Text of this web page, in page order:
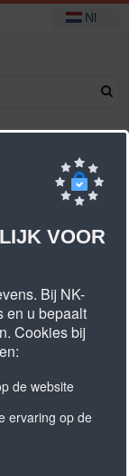
Nl
VOOR
Bij NK-
en u bepaalt
Cookies bij
de website
ervaring op de